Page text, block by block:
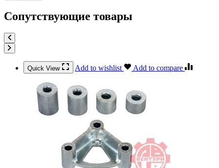
Сопутствующие товары
Quick View Add to wishlist Add to compare